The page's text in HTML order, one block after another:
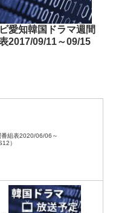
愛知韓国ドラマ週間
2017/09/11～09/15
組表2020/06/06～
）